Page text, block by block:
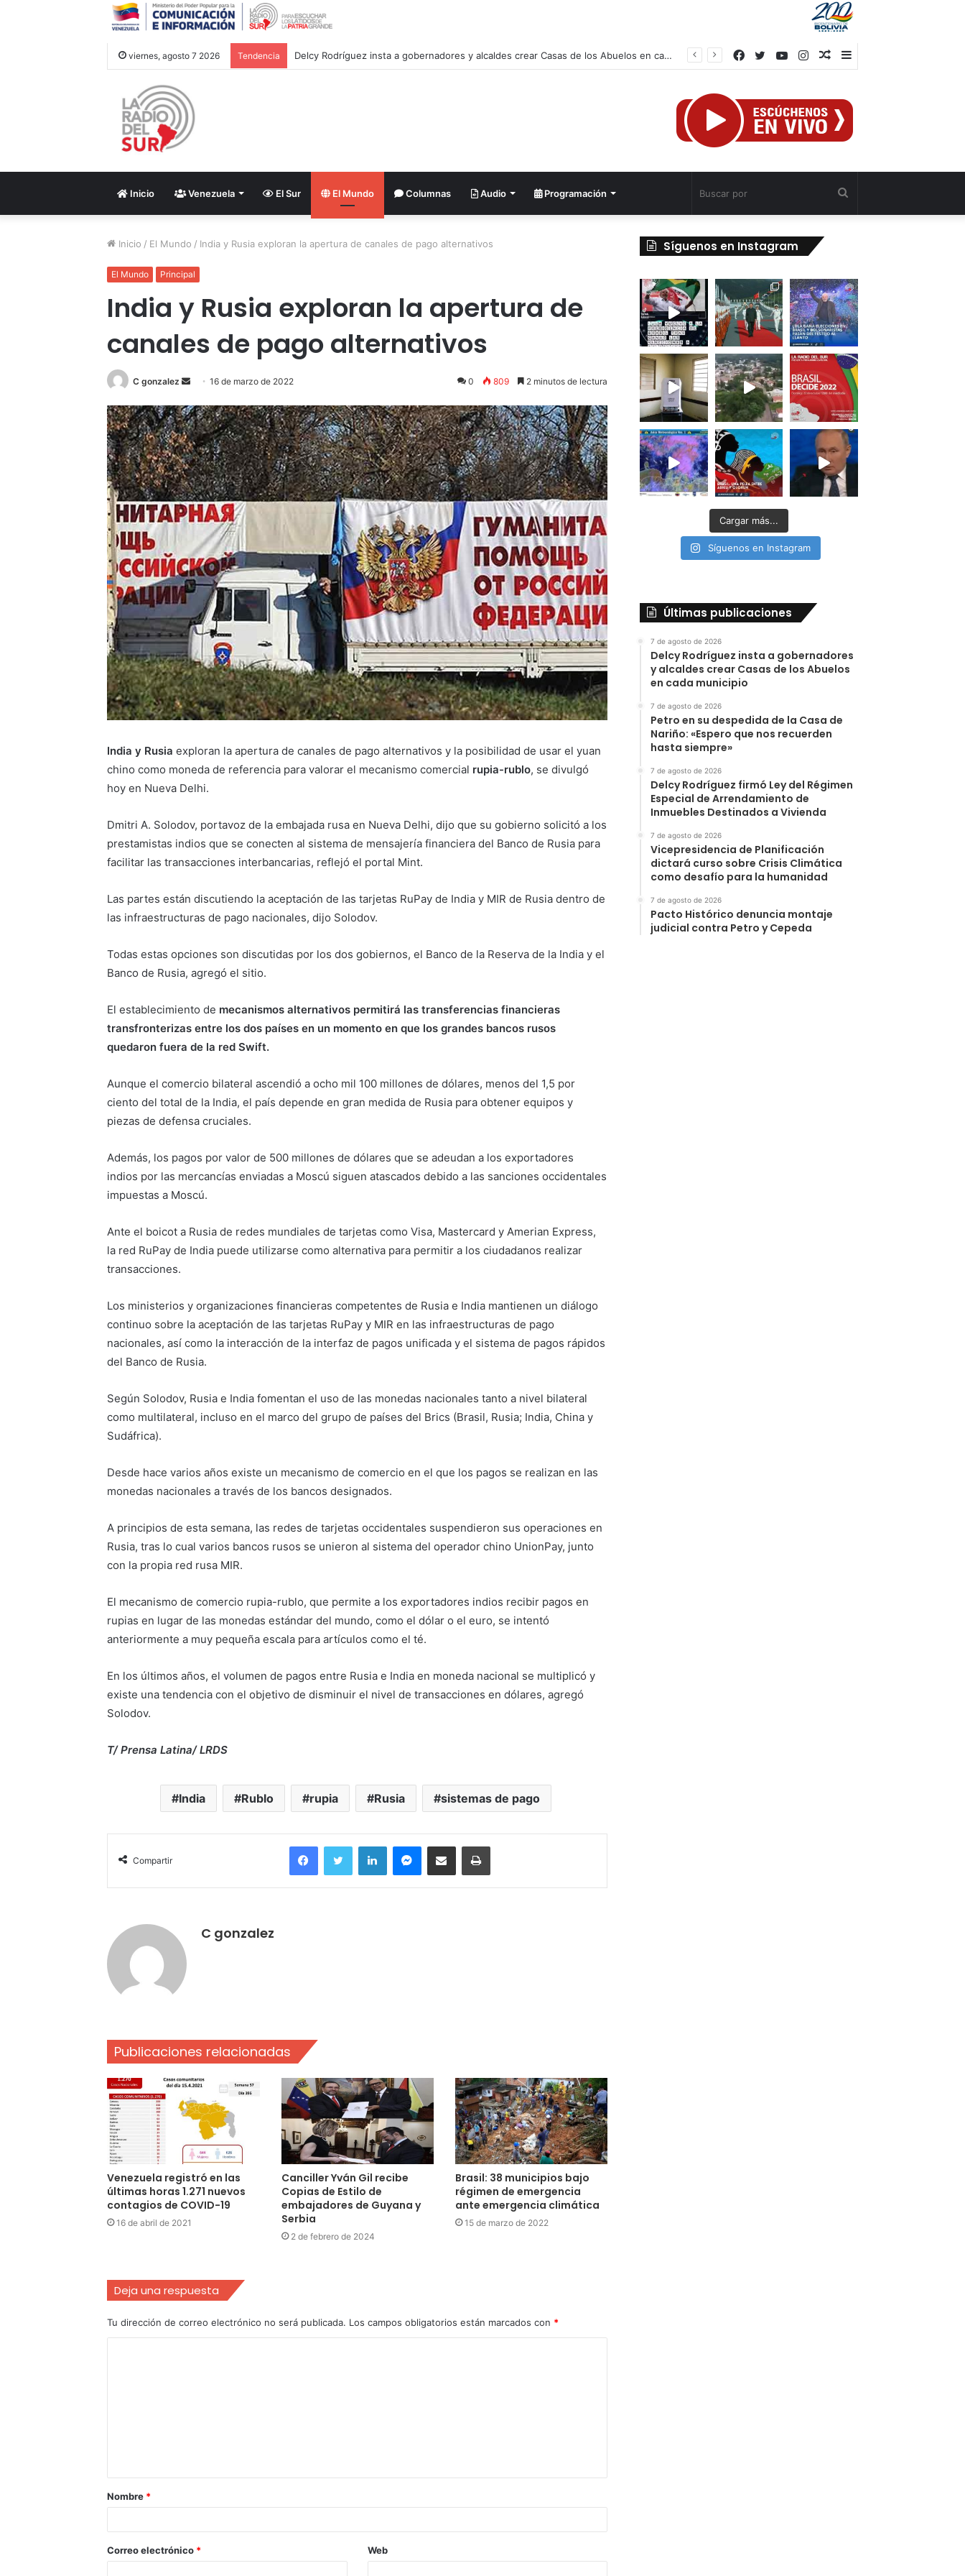
viernes, agosto 7 2026 Tendencia Delcy Rodríguez insta a gobernadores y alcaldes crear Casas de los Abuelos en cada municipio
Barra
Publicación
azar
Instagram
YouTube
Twitter
Facebook
Inicio Venezuela El Sur El Mundo Columnas Audio Programación
Inicio / El Mundo / India y Rusia exploran la apertura de canales de pago alternativos
El Mundo Principal
India y Rusia exploran la apertura de
canales de pago alternativos
C gonzalez
Send
email
16 de marzo de 2022 0 809 2 minutos de lectura
India y Rusia exploran la apertura de canales de pago alternativos y la posibilidad de usar el yuan
chino como moneda de referencia para valorar el mecanismo comercial rupia-rublo, se divulgó
hoy en Nueva Delhi.
Dmitri A. Solodov, portavoz de la embajada rusa en Nueva Delhi, dijo que su gobierno solicitó a los
prestamistas indios que se conecten al sistema de mensajería financiera del Banco de Rusia para
facilitar las transacciones interbancarias, reflejó el portal Mint.
Las partes están discutiendo la aceptación de las tarjetas RuPay de India y MIR de Rusia dentro de
las infraestructuras de pago nacionales, dijo Solodov.
Todas estas opciones son discutidas por los dos gobiernos, el Banco de la Reserva de la India y el
Banco de Rusia, agregó el sitio.
El establecimiento de mecanismos alternativos permitirá las transferencias financieras
transfronterizas entre los dos países en un momento en que los grandes bancos rusos
quedaron fuera de la red Swift.
Aunque el comercio bilateral ascendió a ocho mil 100 millones de dólares, menos del 1,5 por
ciento del total de la India, el país depende en gran medida de Rusia para obtener equipos y
piezas de defensa cruciales.
Además, los pagos por valor de 500 millones de dólares que se adeudan a los exportadores
indios por las mercancías enviadas a Moscú siguen atascados debido a las sanciones occidentales
impuestas a Moscú.
Ante el boicot a Rusia de redes mundiales de tarjetas como Visa, Mastercard y Amerian Express,
la red RuPay de India puede utilizarse como alternativa para permitir a los ciudadanos realizar
transacciones.
Los ministerios y organizaciones financieras competentes de Rusia e India mantienen un diálogo
continuo sobre la aceptación de las tarjetas RuPay y MIR en las infraestructuras de pago
nacionales, así como la interacción de la interfaz de pagos unificada y el sistema de pagos rápidos
del Banco de Rusia.
Según Solodov, Rusia e India fomentan el uso de las monedas nacionales tanto a nivel bilateral
como multilateral, incluso en el marco del grupo de países del Brics (Brasil, Rusia; India, China y
Sudáfrica).
Desde hace varios años existe un mecanismo de comercio en el que los pagos se realizan en las
monedas nacionales a través de los bancos designados.
A principios de esta semana, las redes de tarjetas occidentales suspendieron sus operaciones en
Rusia, tras lo cual varios bancos rusos se unieron al sistema del operador chino UnionPay, junto
con la propia red rusa MIR.
El mecanismo de comercio rupia-rublo, que permite a los exportadores indios recibir pagos en
rupias en lugar de las monedas estándar del mundo, como el dólar o el euro, se intentó
anteriormente a muy pequeña escala para artículos como el té.
En los últimos años, el volumen de pagos entre Rusia e India en moneda nacional se multiplicó y
existe una tendencia con el objetivo de disminuir el nivel de transacciones en dólares, agregó
Solodov.
T/ Prensa Latina/ LRDS
India Rublo rupia Rusia sistemas de pago
Compartir
FacebookTwitter LinkedInMessengerCompartir por correo electrónicoImprimir
C gonzalez
Publicaciones relacionadas
Venezuela registró en las
últimas horas 1.271 nuevos
contagios de COVID-19
16 de abril de 2021
Canciller Yván Gil recibe
Copias de Estilo de
embajadores de Guyana y
Serbia
2 de febrero de 2024
Brasil: 38 municipios bajo
régimen de emergencia
ante emergencia climática
15 de marzo de 2022
Deja una respuesta
Tu dirección de correo electrónico no será publicada. Los campos obligatorios están marcados con *
Nombre *
Correo electrónico * Web
Síguenos en Instagram
Cargar más...
Síguenos en Instagram
Últimas publicaciones
7 de agosto de 2026
Delcy Rodríguez insta a gobernadores
y alcaldes crear Casas de los Abuelos
en cada municipio
7 de agosto de 2026
Petro en su despedida de la Casa de
Nariño: «Espero que nos recuerden
hasta siempre»
7 de agosto de 2026
Delcy Rodríguez firmó Ley del Régimen
Especial de Arrendamiento de
Inmuebles Destinados a Vivienda
7 de agosto de 2026
Vicepresidencia de Planificación
dictará curso sobre Crisis Climática
como desafío para la humanidad
7 de agosto de 2026
Pacto Histórico denuncia montaje
judicial contra Petro y Cepeda